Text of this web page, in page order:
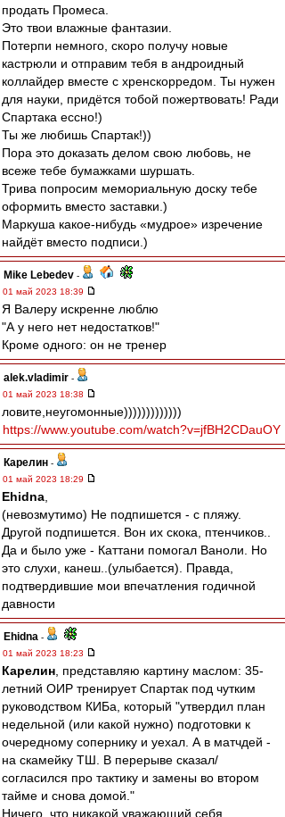
продать Промеса.
Это твои влажные фантазии.
Потерпи немного, скоро получу новые
кастрюли и отправим тебя в андроидный
коллайдер вместе с хренскорредом. Ты нужен
для науки, придётся тобой пожертвовать! Ради
Спартака ессно!)
Ты же любишь Спартак!))
Пора это доказать делом свою любовь, не
всеже тебе бумажками шуршать.
Трива попросим мемориальную доску тебе
оформить вместо заставки.)
Маркуша какое-нибудь «мудрое» изречение
найдёт вместо подписи.)
Mike Lebedev -
01 май 2023 18:39
Я Валеру искренне люблю
"А у него нет недостатков!"
Кроме одного: он не тренер
alek.vladimir -
01 май 2023 18:38
ловите,неугомонные)))))))))))))
https://www.youtube.com/watch?v=jfBH2CDauOY
Карелин -
01 май 2023 18:29
Ehidna
(невозмутимо) Не подпишется - с пляжу.
Другой подпишется. Вон их скока, птенчиков..
Да и было уже - Каттани помогал Ваноли. Но
это слухи, канеш..(улыбается). Правда,
подтвердившие мои впечатления годичной
давности
Ehidna -
01 май 2023 18:23
Карелин , представляю картину маслом: 35-
летний ОИР тренирует Спартак под чутким
руководством КИБа, который "утвердил план
недельной (или какой нужно) подготовки к
очередному сопернику и уехал. А в матчдей -
на скамейку ТШ. В перерыве сказал/
согласился про тактику и замены во втором
тайме и снова домой."
Ничего, что никакой уважающий себя